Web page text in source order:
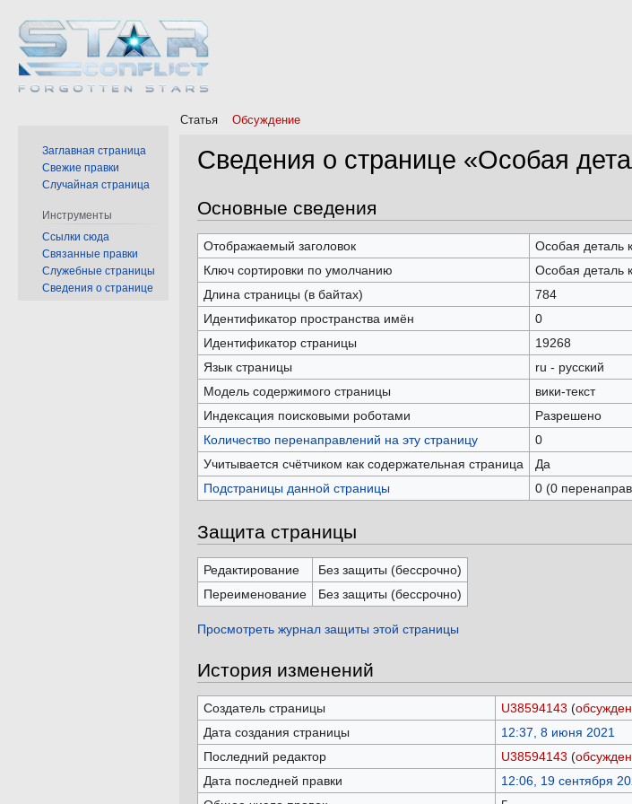
Сведения о странице «Особая
Перейти
к
навигации
Перейти
к
поиску
Основные сведения
Отображаемый заголовок
Особая деталь
Ключ сортировки по умолчанию
Особая деталь
Длина страницы (в байтах)
784
Идентификатор пространства имён
0
Идентификатор страницы
19268
Язык страницы
ru - русский
Модель содержимого страницы
вики-текст
Индексация поисковыми роботами
Разрешено
Количество перенаправлений на эту страницу
0
Учитывается счётчиком как содержательная страница
Да
Подстраницы данной страницы
0 (0
Защита страницы
Редактирование
Без защиты (бессрочно)
Переименование
Без защиты (бессрочно)
Просмотреть журнал защиты этой страницы
История изменений
Создатель страницы U38594143 (
Дата создания страницы
12:37, 8 июня 2021
Последний редактор
U38594143 (
Дата последней правки
12:06, 19 сентября
Статья Обсуждение
Заглавная страница
Свежие правки
Случайная страница
Инструменты
Ссылки сюда
Связанные правки
Служебные страницы
Сведения о странице